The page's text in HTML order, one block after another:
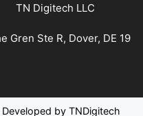
TN Digitech LLC
Gren Ste R, Dover, DE 19